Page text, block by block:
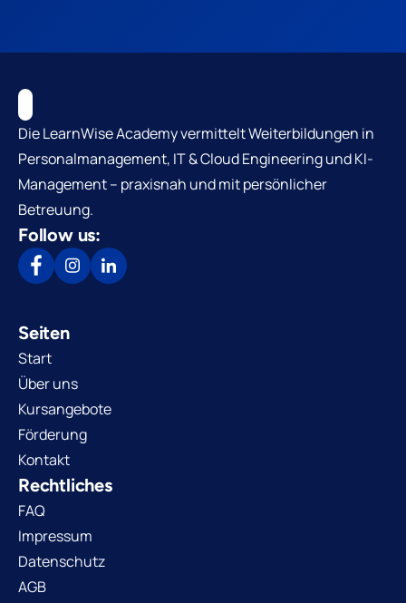
Die LearnWise Academy vermittelt Weiterbildungen in
Personalmanagement, IT & Cloud Engineering und KI-
Management – praxisnah und mit persönlicher
Betreuung.
Follow us:
Seiten
Start
Über uns
Kursangebote
Förderung
Kontakt
Rechtliches
FAQ
Impressum
Datenschutz
AGB